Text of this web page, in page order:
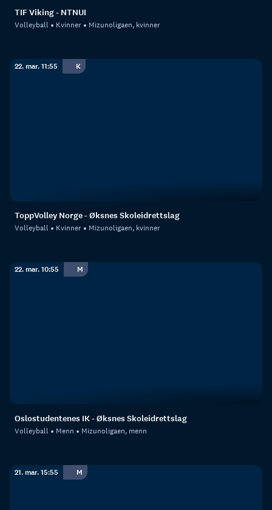
TIF Viking - NTNUI
Volleyball Kvinner Mizunoligaen, kvinner
22. mar. 11:55 K
ToppVolley Norge - Øksnes Skoleidrettslag
Volleyball Kvinner Mizunoligaen, kvinner
22. mar. 10:55 M
Oslostudentenes IK - Øksnes Skoleidrettslag
Volleyball Menn Mizunoligaen, menn
21. mar. 15:55 M